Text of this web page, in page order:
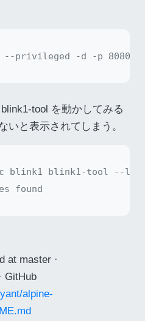
tool を動かしてみる
いと表示されてしまう。
blink1 blink1-tool --
at master ·
GitHub
alpine-